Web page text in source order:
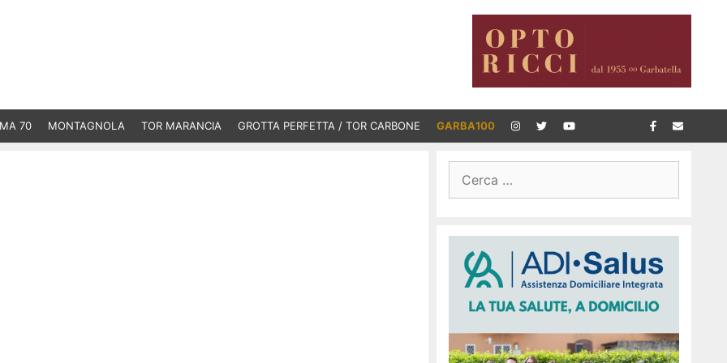
70 MONTAGNOLA TOR MARANCIA GROTTA PERFETTA / TOR CARBONE GARBA100
per: